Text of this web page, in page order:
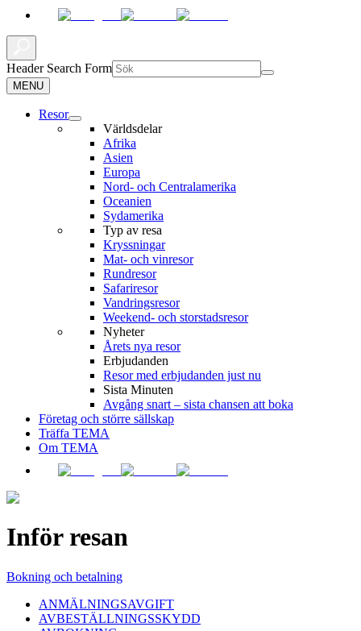
Header Search Form
MENU
Resor
Världsdelar
Afrika
Asien
Europa
Nord- och Centralamerika
Oceanien
Sydamerika
Typ av resa
Kryssningar
Mat- och vinresor
Rundresor
Safariresor
Vandringsresor
Weekend- och storstadsresor
Nyheter
Årets nya resor
Erbjudanden
Resor med erbjudanden just nu
Sista Minuten
Avgång snart – sista chansen att boka
Företag och större sällskap
Träffa TEMA
Om TEMA
Inför resan
Bokning och betalning
ANMÄLNINGSAVGIFT
AVBESTÄLLNINGSSKYDD